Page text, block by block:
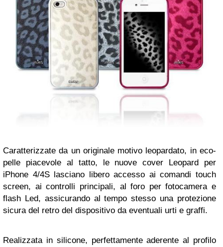
Caratterizzate da un originale motivo leopardato, in eco-
pelle piacevole al tatto, le nuove cover Leopard per
iPhone 4/4S lasciano libero accesso ai comandi touch
screen, ai controlli principali, al foro per fotocamera e
flash Led, assicurando al tempo stesso una protezione
sicura del retro del dispositivo da eventuali urti e graffi.
Realizzata in silicone, perfettamente aderente al profilo